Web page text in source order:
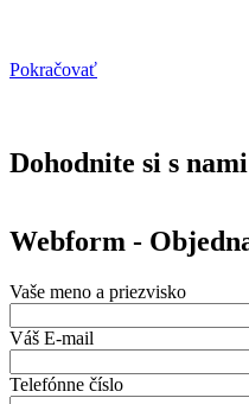
Pokračovať
Dohodnite si s
Webform -
Vaše meno a priezvisko
Váš E-mail
Telefónne číslo